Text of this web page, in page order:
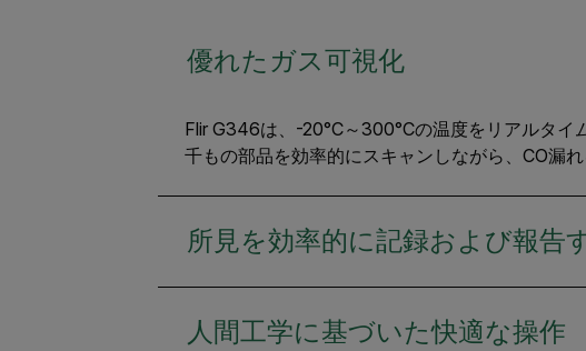
優れたガス可視化
Flir G346は、-20°C～300°Cの温度をリアルタ
千もの部品を効率的にスキャンしながら、CO漏れ
所見を効率的に記録および報告
人間工学に基づいた快適な操作